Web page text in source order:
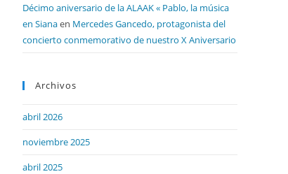
Décimo aniversario de la ALAAK « Pablo, la música
en Sianaen Mercedes Gancedo, protagonista del
concierto conmemorativo de nuestro X Aniversario
Archivos
abril 2026
noviembre 2025
abril 2025